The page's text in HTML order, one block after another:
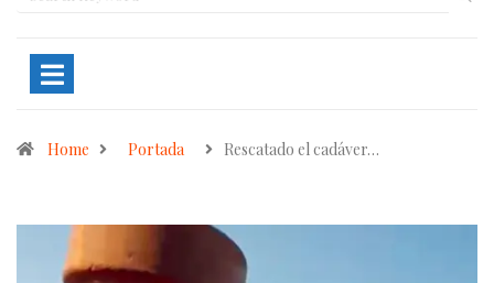
Home Portada Rescatado el cadáver…